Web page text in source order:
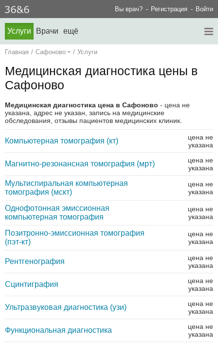
Вы врач? Регистрация Войти
Услуги Врачи ещё
Главная / Сафоново / Услуги
Медицинская диагностика цены в
Сафоново
Медицинская диагностика цена в Сафоново - цена не
указана, адрес не указан, запись на медицинские
обследования, отзывы пациентов медицинских клиник.
Компьютерная томография (кт)
цена не
указана
Магнитно-резонансная томография (мрт)
цена не
указана
Мультиспиральная компьютерная
томография (мскт)
цена не
указана
Однофотонная эмиссионная
компьютерная томография
цена не
указана
Позитронно-эмиссионная томография
(пэт-кт)
цена не
указана
Рентгенография
цена не
указана
Сцинтиграфия
цена не
указана
Ультразвуковая диагностика (узи)
цена не
указана
Функциональная диагностика
цена не
указана